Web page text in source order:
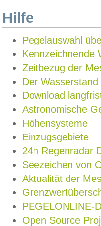
Hilfe
Pegelauswahl
Kennzeichnende
Zeitbezug der
Der Wasserstand
Download
Astronomische
Höhensysteme
Einzugsgebiete
24h Regenradar
Seezeichen von
Aktualität der
PEGELONLINE-
Open Source